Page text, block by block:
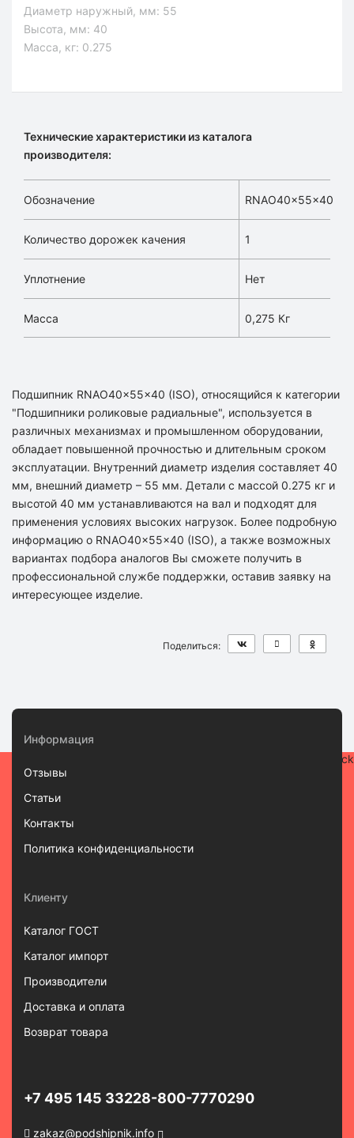
Диаметр наружный, мм: 55
Высота, мм: 40
Масса, кг: 0.275
Технические характеристики из каталога
производителя:
Обозначение RNAO40x55x40
Количество дорожек качения 1
Уплотнение Нет
Масса 0,275 Кг
Подшипник RNAO40x55x40 (ISO), относящийся к категории
"Подшипники роликовые радиальные", используется в
различных механизмах и промышленном оборудовании,
обладает повышенной прочностью и длительным сроком
эксплуатации. Внутренний диаметр изделия составляет 40
мм, внешний диаметр – 55 мм. Детали с массой 0.275 кг и
высотой 40 мм устанавливаются на вал и подходят для
применения условиях высоких нагрузок. Более подробную
информацию о RNAO40x55x40 (ISO), а также возможных
вариантах подбора аналогов Вы сможете получить в
профессиональной службе поддержки, оставив заявку на
интересующее изделие.
Поделиться:
Информация
Отзывы
Статьи
Контакты
Политика конфиденциальности
Клиенту
Каталог ГОСТ
Каталог импорт
Производители
Доставка и оплата
Возврат товара
+7 495 145 33228-800-7770290
zakaz@podshipnik.info